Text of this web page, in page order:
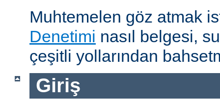
Muhtemelen göz atmak
Denetimi nasıl belgesi,
çeşitli yollarından
Giriş